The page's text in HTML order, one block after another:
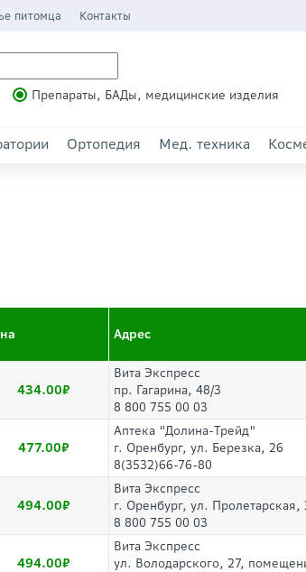
питомца Контакты
Препараты, БАДы, медицинские изделия
Ортопедия Мед. техника
Адрес
434.00
Вита Экспресс
пр. Гагарина, 48/3
8 800 755 00 03
477.00
Аптека "Долина-Трейд"
г. Оренбург, ул. Березка, 26
8(3532)66-76-80
494.00
Вита Экспресс
г. Оренбург, ул. Пролетарская,
8 800 755 00 03
494.00
Вита Экспресс
ул. Володарского, 27,